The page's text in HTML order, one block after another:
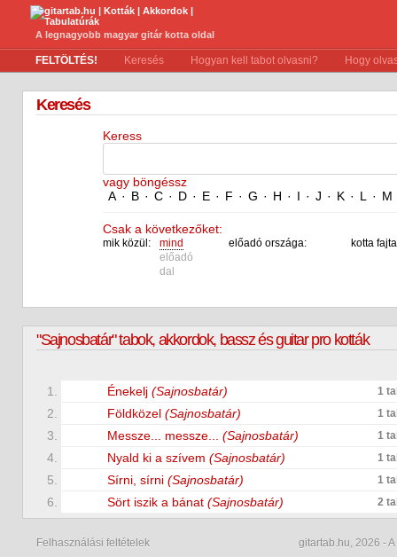
A legnagyobb magyar gitár kotta oldal
FELTÖLTÉS! Keresés Hogyan kell tabot olvasni? Hogy
Keresés
Keress
vagy böngéssz
A · B · C · D · E · F · G · H · I · J · K · L · M
Csak a következőket:
mik közül:
mind
előadó
dal
előadó országa: kotta
"Sajnosbatár" tabok, akkordok, bassz és guitar pro kották
1. Énekelj (Sajnosbatár) 1
2. Földközel (Sajnosbatár) 1
3. Messze... messze... (Sajnosbatár) 1
4. Nyald ki a szívem (Sajnosbatár) 1
5. Sírni, sírni (Sajnosbatár) 1
6. Sört iszik a bánat (Sajnosbatár) 2
Felhasználási feltételek gitartab.hu, 2026 -